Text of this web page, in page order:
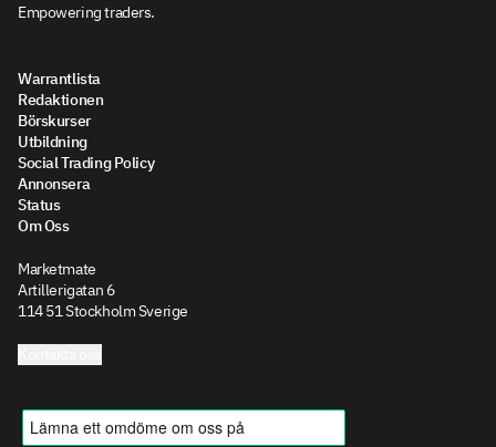
Empowering traders.
Warrantlista
Redaktionen
Börskurser
Utbildning
Social Trading Policy
Annonsera
Status
Om Oss
Marketmate
Artillerigatan 6
114 51 Stockholm Sverige